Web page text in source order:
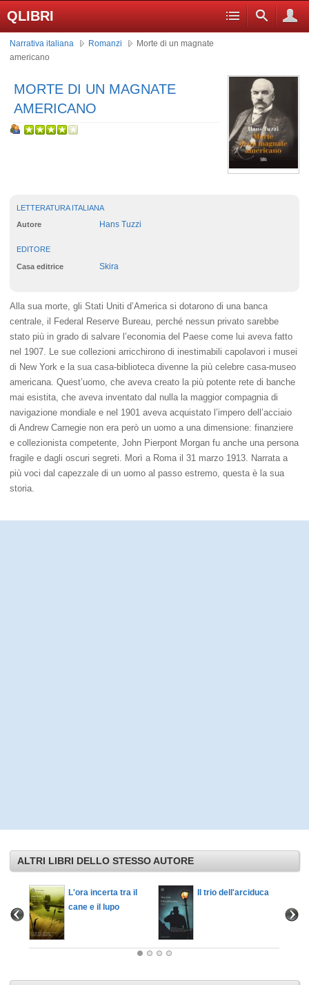
QLIBRI
Narrativa italiana Romanzi
Morte di un magnate
americano
MORTE DI UN MAGNATE
AMERICANO
LETTERATURA ITALIANA
Autore Hans Tuzzi
EDITORE
Casa editrice Skira
Alla sua morte, gli Stati Uniti d’America si dotarono di una banca
centrale, il Federal Reserve Bureau, perché nessun privato sarebbe
stato più in grado di salvare l’economia del Paese come lui aveva fatto
nel 1907. Le sue collezioni arricchirono di inestimabili capolavori i musei
di New York e la sua casa-biblioteca divenne la più celebre casa-museo
americana. Quest’uomo, che aveva creato la più potente rete di banche
mai esistita, che aveva inventato dal nulla la maggior compagnia di
navigazione mondiale e nel 1901 aveva acquistato l’impero dell’acciaio
di Andrew Carnegie non era però un uomo a una dimensione: finanziere
e collezionista competente, John Pierpont Morgan fu anche una persona
fragile e dagli oscuri segreti. Morì a Roma il 31 marzo 1913. Narrata a
più voci dal capezzale di un uomo al passo estremo, questa è la sua
storia.
ALTRI LIBRI DELLO STESSO AUTORE
L'ora incerta tra il
cane e il lupo
Il trio dell'arciduca